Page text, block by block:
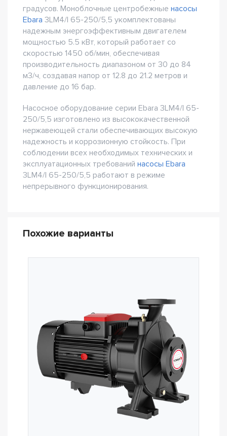
градусов. Моноблочные центробежные насосы
Ebara 3LM4/I 65-250/5,5 укомплектованы
надежным энергоэффективным двигателем
мощностью 5.5 кВт, который работает со
скоростью 1450 об/мин, обеспечивая
производительность диапазоном от 30 до 84
м3/ч, создавая напор от 12.8 до 21.2 метров и
давление до 16 бар.
Насосное оборудование серии Ebara 3LM4/I 65-
250/5,5 изготовлено из высококачественной
нержавеющей стали обеспечивающих высокую
надежность и коррозионную стойкость. При
соблюдении всех необходимых технических и
эксплуатационных требований насосы Ebara
3LM4/I 65-250/5,5 работают в режиме
непрерывного функционирования.
Похожие варианты